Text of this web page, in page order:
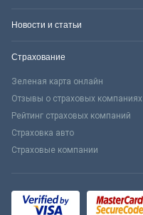
Новости и статьи
Страхование
Зеленая карта онлайн
Отзывы о страховых компаниях
Рейтинг страховых компаний
Страховка авто
Страховые компании